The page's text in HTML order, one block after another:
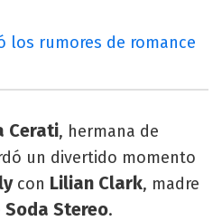
los rumores de romance
Cerati, hermana de
un divertido momento
con Lilian Clark, madre
Soda Stereo.